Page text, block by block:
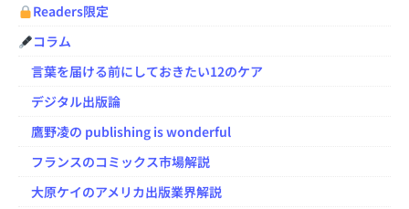
Readers限定
コラム
言葉を届ける前にしておきたい12のケア
デジタル出版論
鷹野凌の publishing is wonderful
フランスのコミックス市場解説
大原ケイのアメリカ出版業界解説